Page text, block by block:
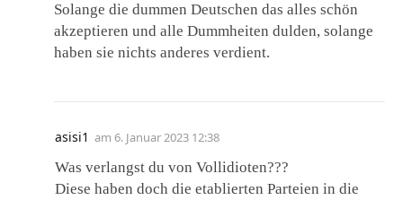
Solange die dummen Deutschen das alles schön
akzeptieren und alle Dummheiten dulden, solange
haben sie nichts anderes verdient.
asisi1 am 6. Januar 2023 12:38
Was verlangst du von Vollidioten???
Diese haben doch die etablierten Parteien in die